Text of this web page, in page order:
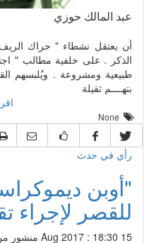
عبد المالك حوزي
أن يعتقل نشطاء " حراك
الذكر . على خلفية مطالب "
طبيعية ومشروعة . ويُلبسهم
بتهــــم ثقيلة
رأي في حدث
"أوبن
للقصر لإجراء
15 Aug 2017 : 18:30 منشور